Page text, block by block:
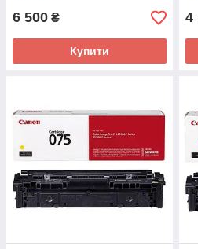
6 500 ₴
Купити
4